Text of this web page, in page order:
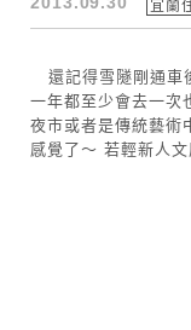
宜蘭
還記得雪隧剛通車
一年都至少會去一次
夜市或者是傳統藝術
感覺了～ 若輕新人